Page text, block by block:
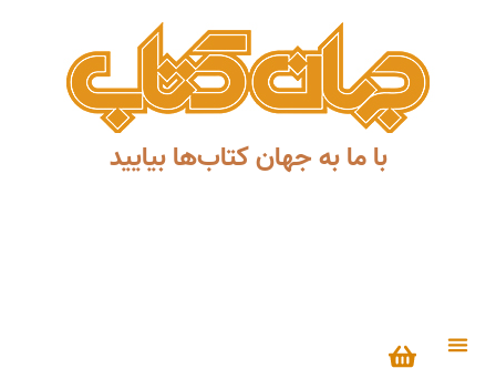
با ما به جهان کتاب‌ها بیایید